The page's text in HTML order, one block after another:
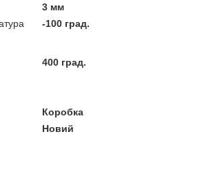
3 мм
-100 град.
400 град.
Коробка
Новий